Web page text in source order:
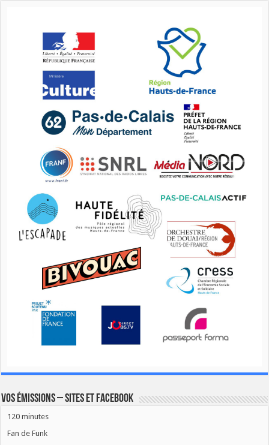
Vos émissions – Sites et Facebook
120 minutes
Fan de Funk